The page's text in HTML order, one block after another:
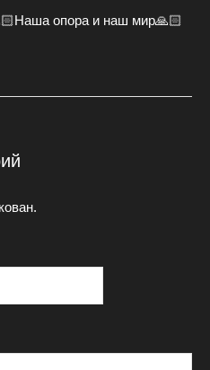
опора и наш мир🙏🏻